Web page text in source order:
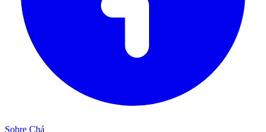
Sobre Chá